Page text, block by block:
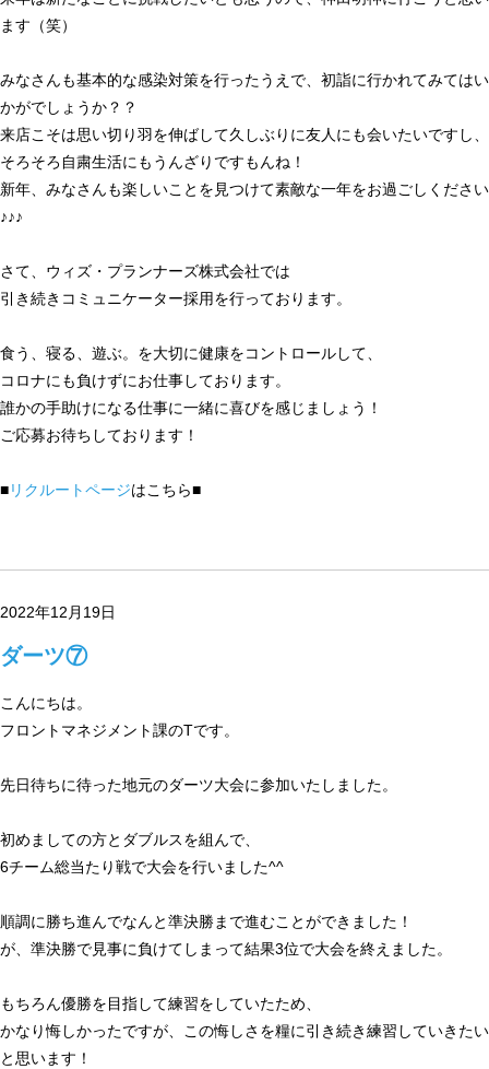
ます（笑）
みなさんも基本的な感染対策を行ったうえで、初詣に行かれてみてはい
かがでしょうか？？
来店こそは思い切り羽を伸ばして久しぶりに友人にも会いたいですし、
そろそろ自粛生活にもうんざりですもんね！
新年、みなさんも楽しいことを見つけて素敵な一年をお過ごしください
♪♪♪
さて、ウィズ・プランナーズ株式会社では
引き続きコミュニケーター採用を行っております。
食う、寝る、遊ぶ。を大切に健康をコントロールして、
コロナにも負けずにお仕事しております。
誰かの手助けになる仕事に一緒に喜びを感じましょう！
ご応募お待ちしております！
■リクルートページはこちら■
2022年12月19日
ダーツ⑦
こんにちは。
フロントマネジメント課のTです。
先日待ちに待った地元のダーツ大会に参加いたしました。
初めましての方とダブルスを組んで、
6チーム総当たり戦で大会を行いました^^
順調に勝ち進んでなんと準決勝まで進むことができました！
が、準決勝で見事に負けてしまって結果3位で大会を終えました。
もちろん優勝を目指して練習をしていたため、
かなり悔しかったですが、この悔しさを糧に引き続き練習していきたい
と思います！